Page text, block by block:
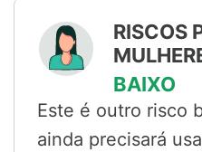
RISCOS
BAIXO
Este é outro risco
ainda precisará